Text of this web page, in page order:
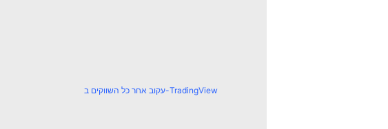
עקוב אחר כל השווקים ב-TradingView